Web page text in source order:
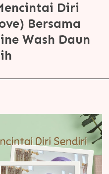
Diri
Bersama
Wash Daun